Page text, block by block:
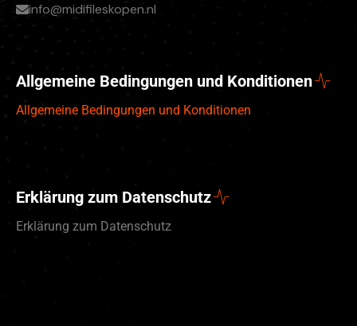
info@midifileskopen.nl
Allgemeine Bedingungen und Konditionen
Allgemeine Bedingungen und Konditionen
Erklärung zum Datenschutz
Erklärung zum Datenschutz